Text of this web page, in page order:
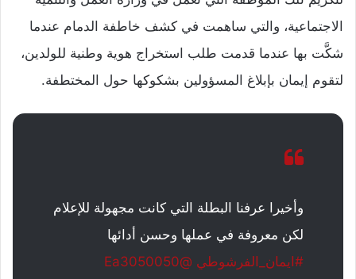
الاجتماعية، والتي ساهمت في كشف خاطفة الدمام عندما
شكَّت بها عندما قدمت طلب استخراج هوية وطنية للولدين،
لتقوم إيمان بإبلاغ المسؤولين بشكوكها حول المختطفة.
وأخيرا عرفنا البطلة التي كانت مجهولة للإعلام
لكن معروفة في عملها وحسن أدائها
#ايمان_الفرشوطي @Ea3050050